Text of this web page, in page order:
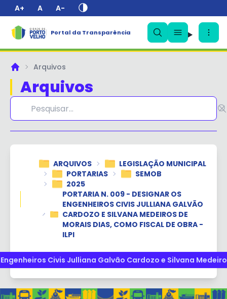
A+ A A-
Portal da Transparência
PrincipalArquivos
Arquivos
ARQUIVOS
LEGISLAÇÃO MUNICIPAL
PORTARIAS
SEMOB
2025
PORTARIA N. 009 - DESIGNAR OS
ENGENHEIROS CIVIS JULLIANA GALVÃO
CARDOZO E SILVANA MEDEIROS DE
MORAIS DIAS, COMO FISCAL DE OBRA -
ILPI
Civis Julliana Galvão Cardozo e Silvana
✕